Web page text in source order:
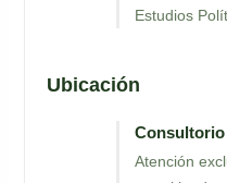
Estudios
Ubicación
Consultorio
Atención